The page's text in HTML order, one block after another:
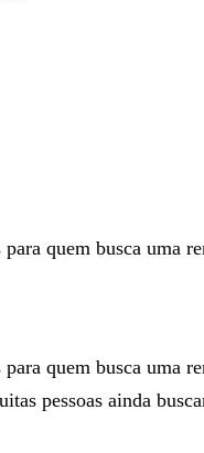
quem busca uma
quem busca uma
pessoas ainda